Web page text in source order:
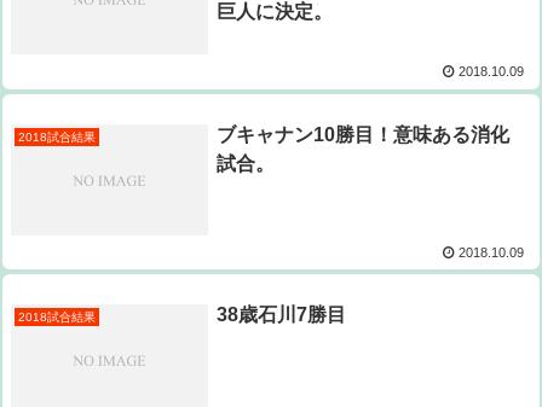
巨人に決定。
2018.10.09
2018試合結果
ブキャナン10勝目！意味ある消化
試合。
2018.10.09
2018試合結果 38歳石川7勝目